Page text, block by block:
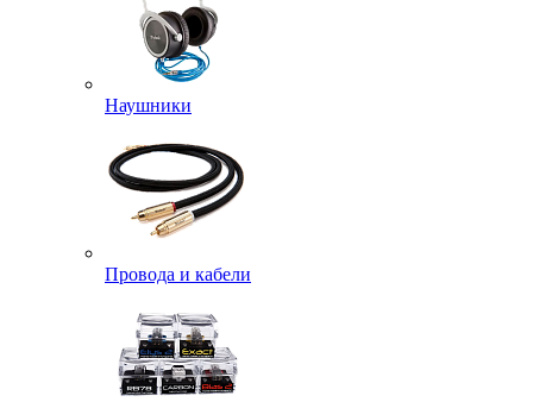
Наушники
Провода и кабели